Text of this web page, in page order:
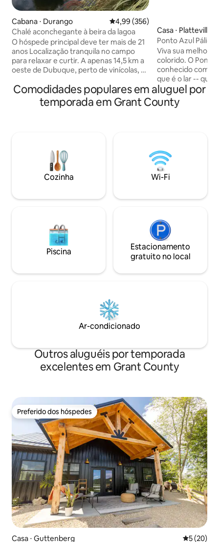
Cabana ⋅ Durango 4,99 de uma avaliação média de
4,99 (356)
Chalé aconchegante à beira da lagoa
O hóspede principal deve ter mais de 21
anos Localização tranquila no campo
para relaxar e curtir. A apenas 14,5 km a
oeste de Dubuque, perto de vinícolas, da
Resort. O hóspede principal deve ter
mais de 21 anos para reservar. Cabana
aconchegante e lagoa de 1/4 de acre.
crianças ou animais de estimação. É
necessário ter pelo menos 21 anos para
churrasqueira a gás, lareira a gás.
itens de café da manhã incluídos para
Casa ⋅ Platteville
Ponto Azul Pálido
Viva sua melhor
colorido. O Ponto
conhecido como
que é o lar -- que
não é apenas
mas um
conquistar. Mime a si mesmo, crianças,
uma cafeteria pitoresca.
vindas aos
estudiosos, pais e
Platteville. "O
um estilo de vida.
Comodidades populares em aluguel por
temporada em Grant County
Cozinha Wi-Fi
Piscina
Estacionamento
gratuito no local
Ar-condicionado
Outros aluguéis por temporada
excelentes em Grant County
Preferido dos hóspedes
Preferido dos hóspedes
Casa ⋅ Guttenberg 5 de uma
5 (20)